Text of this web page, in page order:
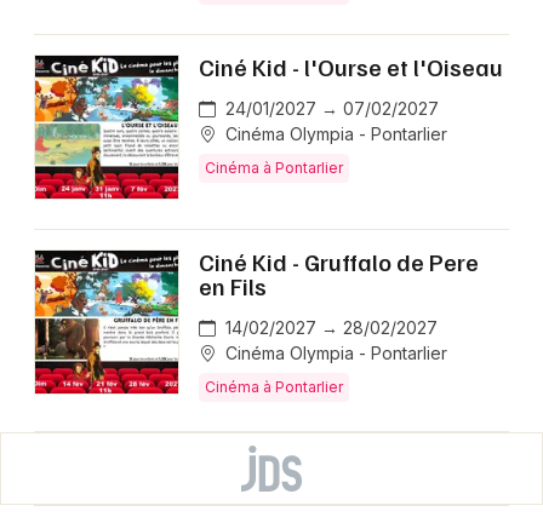
Ciné Kid - l'Ourse et l'Oiseau
24/01/2027 → 07/02/2027
Cinéma Olympia - Pontarlier
Cinéma à Pontarlier
Ciné Kid - Gruffalo de Pere
en Fils
14/02/2027 → 28/02/2027
Cinéma Olympia - Pontarlier
Cinéma à Pontarlier